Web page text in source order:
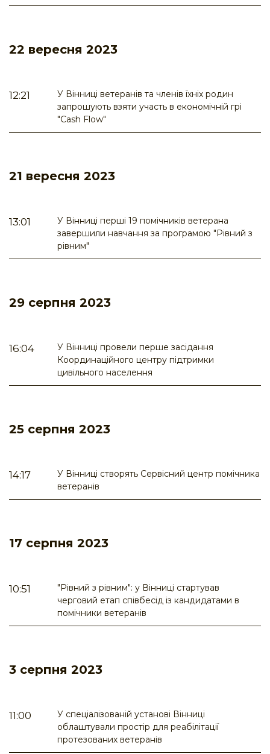
22 вересня 2023
12:21
У Вінниці ветеранів та членів їхніх родин
запрошують взяти участь в економічній грі
"Cash Flow"
21 вересня 2023
13:01
У Вінниці перші 19 помічників ветерана
завершили навчання за програмою "Рівний з
рівним"
29 серпня 2023
16:04
У Вінниці провели перше засідання
Координаційного центру підтримки
цивільного населення
25 серпня 2023
14:17
У Вінниці створять Сервісний центр помічника
ветеранів
17 серпня 2023
10:51
"Рівний з рівним": у Вінниці стартував
черговий етап співбесід із кандидатами в
помічники ветеранів
3 серпня 2023
11:00
У спеціалізованій установі Вінниці
облаштували простір для реабілітації
протезованих ветеранів